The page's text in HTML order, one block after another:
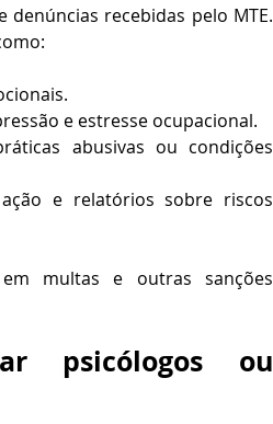
recebidas pelo MTE.
e estresse ocupacional.
abusivas ou condições
e relatórios sobre riscos
multas e outras sanções
psicólogos ou